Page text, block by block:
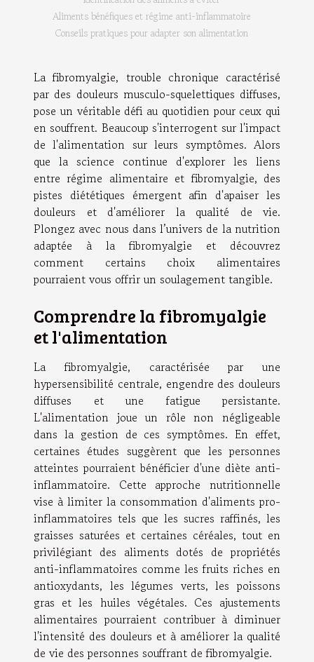
Aliments bénéfiques et régime anti-inflammatoire
Conseils pratiques pour adapter son alimentation
La fibromyalgie, trouble chronique caractérisé
par des douleurs musculo-squelettiques diffuses,
pose un véritable défi au quotidien pour ceux qui
en souffrent. Beaucoup s'interrogent sur l'impact
de l'alimentation sur leurs symptômes. Alors
que la science continue d'explorer les liens
entre régime alimentaire et fibromyalgie, des
pistes diététiques émergent afin d'apaiser les
douleurs et d'améliorer la qualité de vie.
Plongez avec nous dans l’univers de la nutrition
adaptée à la fibromyalgie et découvrez
comment certains choix alimentaires
pourraient vous offrir un soulagement tangible.
Comprendre la fibromyalgie
et l'alimentation
La fibromyalgie, caractérisée par une
hypersensibilité centrale, engendre des douleurs
diffuses et une fatigue persistante.
L'alimentation joue un rôle non négligeable
dans la gestion de ces symptômes. En effet,
certaines études suggèrent que les personnes
atteintes pourraient bénéficier d'une diète anti-
inflammatoire. Cette approche nutritionnelle
vise à limiter la consommation d'aliments pro-
inflammatoires tels que les sucres raffinés, les
graisses saturées et certaines céréales, tout en
privilégiant des aliments dotés de propriétés
anti-inflammatoires comme les fruits riches en
antioxydants, les légumes verts, les poissons
gras et les huiles végétales. Ces ajustements
alimentaires pourraient contribuer à diminuer
l'intensité des douleurs et à améliorer la qualité
de vie des personnes souffrant de fibromyalgie.